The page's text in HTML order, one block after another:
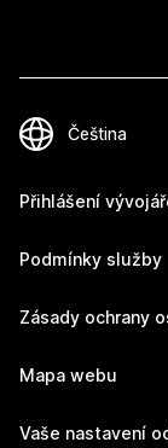
Přihlášení
Podmínky služby
Zásady ochrany
Mapa webu
Vaše nastavení